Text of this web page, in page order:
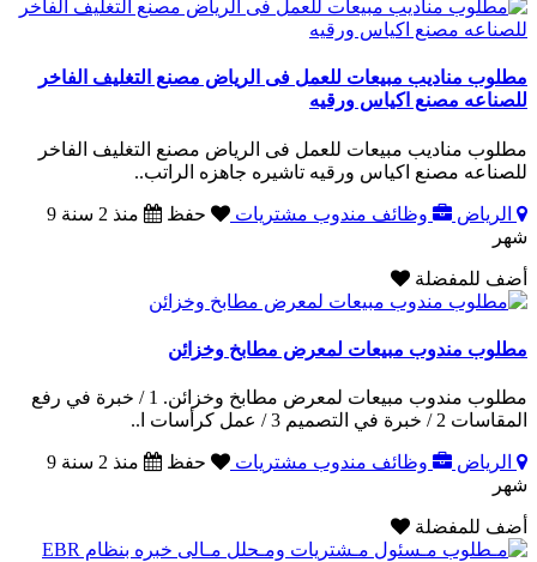
مطلوب مناديب مبيعات للعمل فى الرياض مصنع التغليف الفاخر
للصناعه مصنع اكياس ورقيه
مطلوب مناديب مبيعات للعمل فى الرياض مصنع التغليف الفاخر
للصناعه مصنع اكياس ورقيه تاشيره جاهزه الراتب..
الرياض وظائف مندوب مشتريات حفظ
منذ 2 سنة 9
شهر
أضف للمفضلة
مطلوب مندوب مبيعات لمعرض مطابخ وخزائن
مطلوب مندوب مبيعات لمعرض مطابخ وخزائن. 1 / خبرة في رفع
المقاسات 2 / خبرة في التصميم 3 / عمل كرأسات ا..
الرياض وظائف مندوب مشتريات حفظ
منذ 2 سنة 9
شهر
أضف للمفضلة